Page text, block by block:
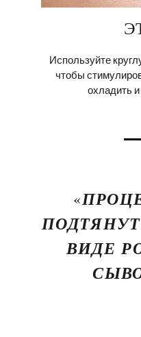
Используйте
чтобы
охладить
ВИДЕ